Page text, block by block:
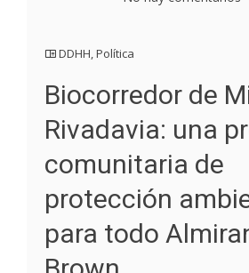
DDHH,Política
Biocorredor de
Rivadavia: una
comunitaria de
protección
para todo